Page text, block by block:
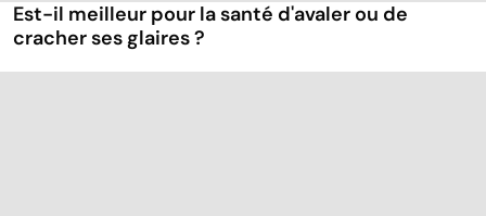
Est-il meilleur pour la santé d'avaler ou de
cracher ses glaires ?